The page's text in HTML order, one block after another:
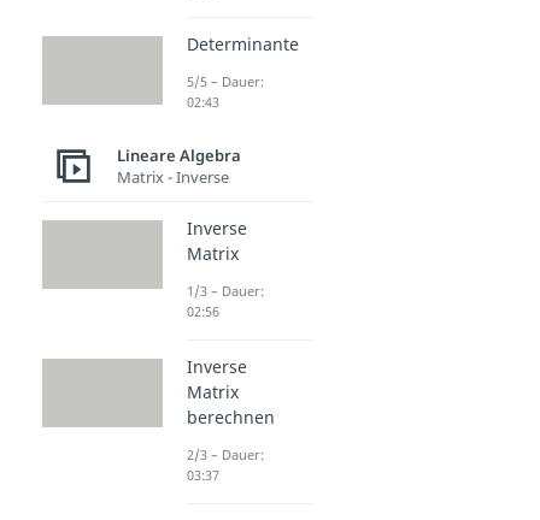
Determinante
5/5 – Dauer:
02:43
Lineare Algebra
Matrix - Inverse
Inverse
Matrix
1/3 – Dauer:
02:56
Inverse
Matrix
berechnen
2/3 – Dauer:
03:37